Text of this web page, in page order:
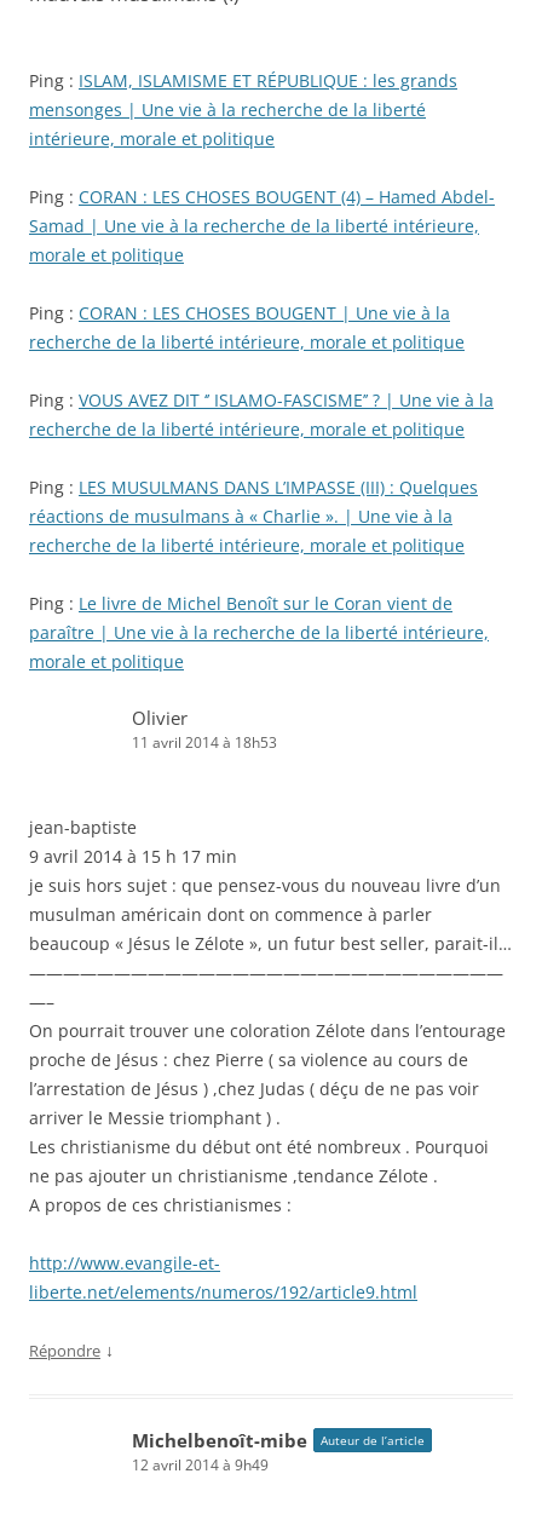
Ping : ISLAM, ISLAMISME ET RÉPUBLIQUE : les grands
mensonges | Une vie à la recherche de la liberté
intérieure, morale et politique
Ping : CORAN : LES CHOSES BOUGENT (4) – Hamed Abdel-
Samad | Une vie à la recherche de la liberté intérieure,
morale et politique
Ping : CORAN : LES CHOSES BOUGENT | Une vie à la
recherche de la liberté intérieure, morale et politique
Ping : VOUS AVEZ DIT ‘’ ISLAMO-FASCISME’’ ? | Une vie à la
recherche de la liberté intérieure, morale et politique
Ping : LES MUSULMANS DANS L’IMPASSE (III) : Quelques
réactions de musulmans à « Charlie ». | Une vie à la
recherche de la liberté intérieure, morale et politique
Ping : Le livre de Michel Benoît sur le Coran vient de
paraître | Une vie à la recherche de la liberté intérieure,
morale et politique
Olivier
11 avril 2014 à 18h53
jean-baptiste
9 avril 2014 à 15 h 17 min
je suis hors sujet : que pensez-vous du nouveau livre d’un
musulman américain dont on commence à parler
beaucoup « Jésus le Zélote », un futur best seller, parait-il…
————————————————————————————
—–
On pourrait trouver une coloration Zélote dans l’entourage
proche de Jésus : chez Pierre ( sa violence au cours de
l’arrestation de Jésus ) ,chez Judas ( déçu de ne pas voir
arriver le Messie triomphant ) .
Les christianisme du début ont été nombreux . Pourquoi
ne pas ajouter un christianisme ,tendance Zélote .
A propos de ces christianismes :
http://www.evangile-et-
liberte.net/elements/numeros/192/article9.html
Répondre ↓
Michelbenoît-mibe Auteur de l’article
12 avril 2014 à 9h49